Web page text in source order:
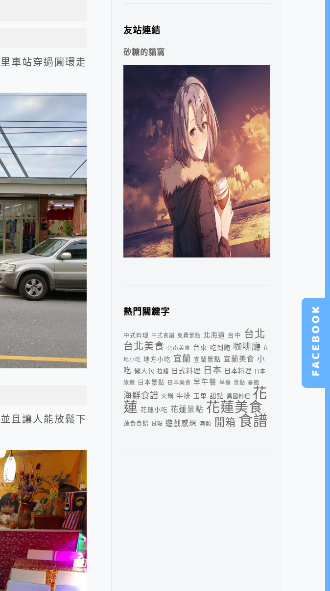
車站穿過圓環走
且讓人能放鬆下
友站連結
砂糖的貓窩
熱門關鍵字
中式料理 中式食譜 免費景點 北海道 台中 台北
台北美食 台南美食 台東 吃到飽 咖啡廳 在
地小吃 地方小吃 宜蘭 宜蘭景點 宜蘭美食 小
吃 懶人包 拉麵 日式料理 日本 日本料理
日本
旅遊
日本景點 日本美食 早午餐 早餐 景點 泰國
海鮮食譜 火鍋 牛排 玉里 甜點 異國料理 花
蓮 花蓮小吃 花蓮景點 花蓮美食
蔬食食譜 試喝 遊戲感想 酒類 開箱 食譜